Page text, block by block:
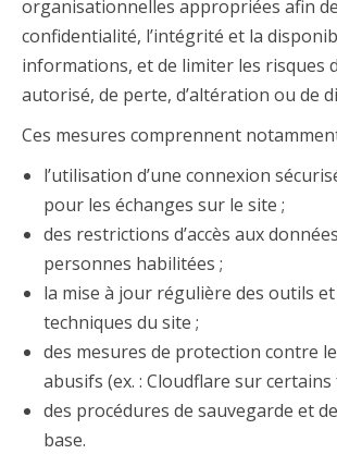
organisationnelles appropriées afin
confidentialité, l’intégrité et la
informations, et de limiter les risques
autorisé, de perte, d’altération ou de
Ces mesures comprennent
l’utilisation d’une connexion
pour les échanges sur le site ;
des restrictions d’accès aux
personnes habilitées ;
la mise à jour régulière des outils
techniques du site ;
des mesures de protection contre
abusifs (ex. : Cloudflare sur
des procédures de sauvegarde et
base.